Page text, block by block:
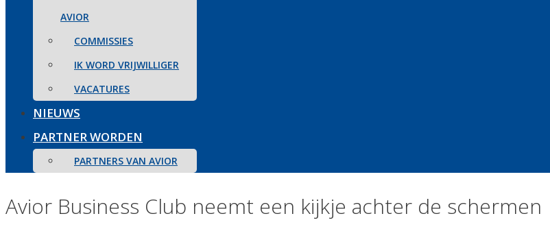
AVIOR
COMMISSIES
IK WORD VRIJWILLIGER
VACATURES
NIEUWS
PARTNER WORDEN
PARTNERS VAN AVIOR
Avior Business Club neemt een kijkje achter de schermen